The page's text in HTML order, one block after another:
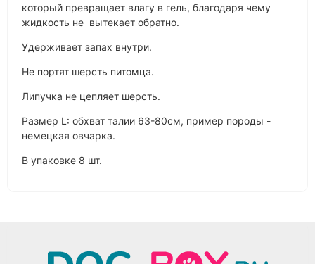
который превращает влагу в гель, благодаря чему
жидкость не вытекает обратно.
Удерживает запах внутри.
Не портят шерсть питомца.
Липучка не цепляет шерсть.
Размер L: обхват талии 63-80см, пример породы -
немецкая овчарка.
В упаковке 8 шт.